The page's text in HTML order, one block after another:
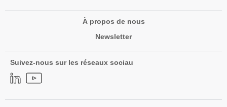
À propos de nous
Newsletter
Suivez-nous sur les réseaux sociau